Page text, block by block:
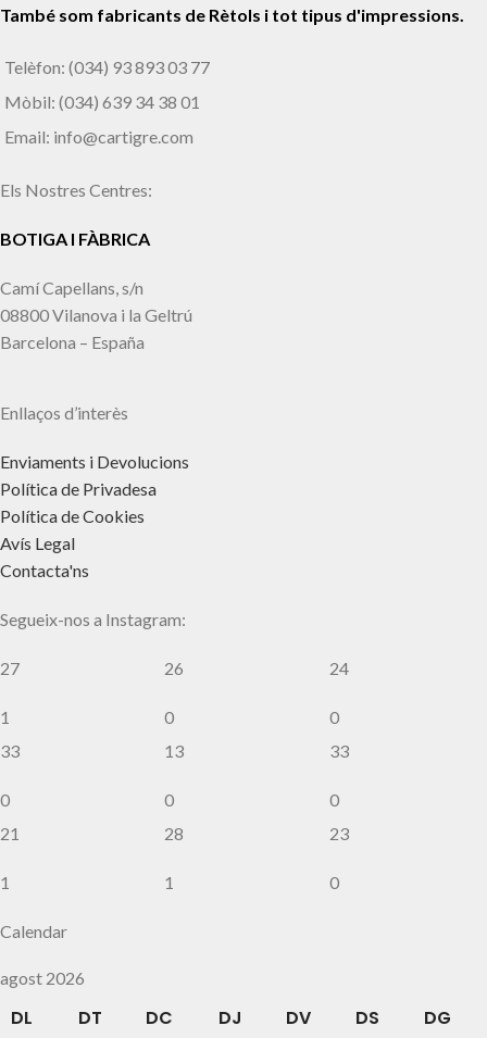
També som fabricants de Rètols i tot tipus d'impressions.
Telèfon: (034) 93 893 03 77
Mòbil: (034) 639 34 38 01
Email: info@cartigre.com
Els Nostres Centres:
BOTIGA I FÀBRICA
Camí Capellans, s/n
08800 Vilanova i la Geltrú
Barcelona – España
Enllaços d’interès
Enviaments i Devolucions
Política de Privadesa
Política de Cookies
Avís Legal
Contacta'ns
Segueix-nos a Instagram:
27
1
26
0
24
0
33
0
13
0
33
0
21
1
28
1
23
0
Calendar
agost 2026
DL DT DC DJ DV DS DG